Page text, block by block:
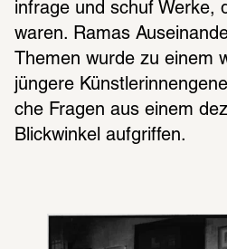
infrage und schuf Werke,
waren. Ramas
Themen wurde zu einem
jüngere
che Fragen aus einem
Blick­win­kel aufgrif­fen.